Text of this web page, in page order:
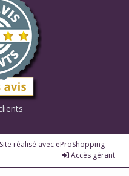
réalisé avec eProShopping
Accès gérant